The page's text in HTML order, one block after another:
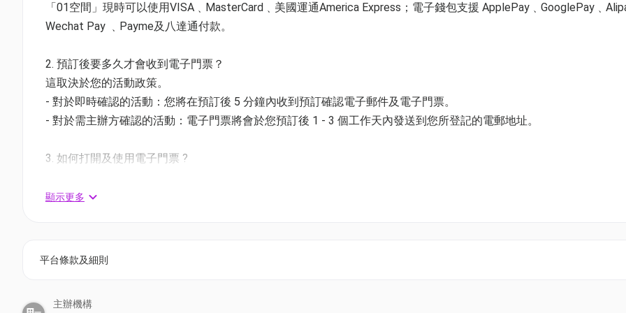
晚市分享套餐
香港美利酒店餐廳優惠 The Tai Pan | 買一送一
1. The Tai Pan 期間限定任食牛扒薯條
＊套餐包括：無限供應澳洲安格斯牛扒配薯條及招牌醬汁
2. The Tai Pan 期間限定精選 戰斧牛排&葡萄酒
3. The Tai Pan 二人晚市分享套餐
＊套餐包括3款頭盤、餐湯、3道主菜、2道甜品、連侍酒師搭配葡萄酒2杯+歡迎香檳
「01空間」現時可以使用VISA﹑MasterCard﹑美國運通America Express；電子錢包支援
Wechat Pay ﹑Payme及八達通付款。
2. 預訂後要多久才會收到電子門票？
這取決於您的活動政策。
- 對於即時確認的活動：您將在預訂後 5 分鐘內收到預訂確認電子郵件及電子門票。
- 對於需主辦方確認的活動：電子門票將會於您預訂後 1 - 3 個工作天內發送到您所登記的電郵地址。
3. 如何打開及使用電子門票 ?
相關活動電子門票；
4. 我預訂了活動，但還沒收到確認電郵，該怎樣辦？
5. 下單後，我可以修改訂單或申請退款嗎？
顯示更多
平台條款及細則
主辦機構